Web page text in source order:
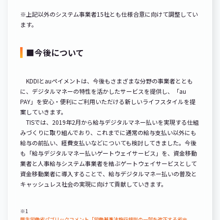
※上記以外のシステム事業者15社とも仕様合意に向けて調整してい
ます。
■今後について
KDDIとauペイメントは、今後もさまざまな分野の事業者ととも
に、デジタルマネーの特性を活かしたサービスを提供し、「au
PAY」を安心・便利にご利用いただける新しいライフスタイルを提
案していきます。
TISでは、2019年2月から給与デジタルマネー払いを実現する仕組
みづくりに取り組んでおり、これまでに通常の給与支払い以外にも
給与の前払い、経費支払いなどについても検討してきました。今後
も「給与デジタルマネー払いゲートウェイサービス」を、資金移動
業者と人事給与システム事業者を結ぶゲートウェイサービスとして
資金移動業者に導入することで、給与デジタルマネー払いの普及と
キャッシュレス社会の実現に向けて貢献していきます。
※1